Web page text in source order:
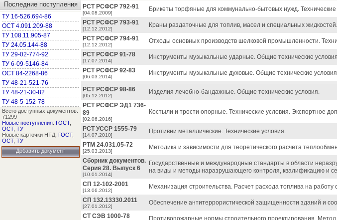
Последние поступления
ТУ 16-526.694-86
ОСТ 4.091.209-88
ТУ 108.11.905-87
ТУ 24.05.144-88
ТУ 29-02-774-92
ТУ 6-09-5146-84
ОСТ 84-2268-86
ТУ 48-21-521-76
ТУ 48-21-30-82
ТУ 48-5-152-78
Всего доступных документов:
71299
Новые поступления: ГОСТ,
ОСТ, ТУ
Новые карточки НТД: ГОСТ,
ОСТ, ТУ
Добавить документ
РСТ РСФСР 792-91
[04.08.2009]
Брикеты торфяные для коммунально-бытовых нужд. Технические
РСТ РСФСР 793-91
[12.12.2012]
Краны раздаточные для топлив, масел и специальных
РСТ РСФСР 794-91
[12.12.2012]
Отходы основных производств шелковой промышленности.
РСТ РСФСР 91-78
[17.07.2014]
Инструменты музыкальные ударные. Общие технические
РСТ РСФСР 92-83
[06.03.2014]
Инструменты музыкальные духовые. Общие технические
РСТ РСФСР 98-86
[05.12.2012]
Изделия лечебно-бандажные. Общие технические условия.
РСТ РСФСР ЭД1 736-
89
[02.06.2016]
Костыли и трости опорные. Технические условия. Экспортное
РСТ УССР 1555-79
[14.07.2010]
Противни металлические. Технические условия.
РТМ 24.031.05-72
[25.03.2013]
Методика и зависимости для теоретического расчета
Сборник документов.
Серия 28. Выпуск 6
[10.01.2014]
Государственные и международные стандарты в области
на виды и методы наразрушающего контроля, квалификацию и
СП 12-102-2001
[13.06.2012]
Механизация строительства. Расчет расхода топлива на
СП 132.13330.2011
[27.01.2012]
Обеспечение антитеррористической защищенности зданий и
СТ СЭВ 1000-78
Противопожарные нормы строительного проектирования. Метод